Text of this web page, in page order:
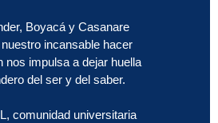
Boyacá y Casanare
incansable hacer
nos impulsa a dejar huella
del ser y del saber.
comunidad universitaria